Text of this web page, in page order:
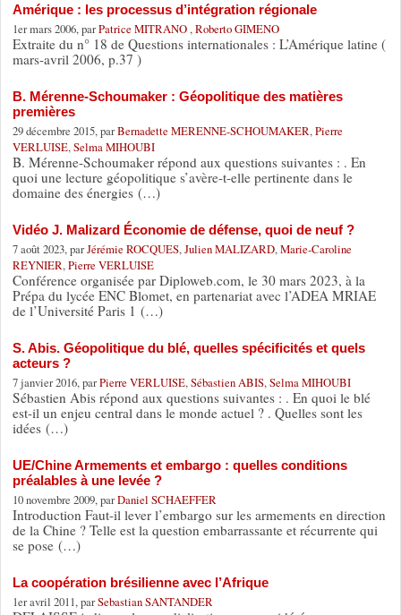
Amérique : les processus d’intégration régionale
1er mars 2006, parPatrice MITRANO , Roberto GIMENO
Extraite du n° 18 de Questions internationales : L’Amérique latine (
mars-avril 2006, p.37 )
B. Mérenne-Schoumaker : Géopolitique des matières
premières
29 décembre 2015, parBernadette MERENNE-SCHOUMAKER, Pierre
VERLUISE, Selma MIHOUBI
B. Mérenne-Schoumaker répond aux questions suivantes : . En
quoi une lecture géopolitique s’avère-t-elle pertinente dans le
domaine des énergies (…)
Vidéo J. Malizard Économie de défense, quoi de neuf ?
7 août 2023, parJérémie ROCQUES, Julien MALIZARD, Marie-Caroline
REYNIER, Pierre VERLUISE
Conférence organisée par Diploweb.com, le 30 mars 2023, à la
Prépa du lycée ENC Blomet, en partenariat avec l’ADEA MRIAE
de l’Université Paris 1 (…)
S. Abis. Géopolitique du blé, quelles spécificités et quels
acteurs ?
7 janvier 2016, parPierre VERLUISE, Sébastien ABIS, Selma MIHOUBI
Sébastien Abis répond aux questions suivantes : . En quoi le blé
est-il un enjeu central dans le monde actuel ? . Quelles sont les
idées (…)
UE/Chine Armements et embargo : quelles conditions
préalables à une levée ?
10 novembre 2009, parDaniel SCHAEFFER
Introduction Faut-il lever l’embargo sur les armements en direction
de la Chine ? Telle est la question embarrassante et récurrente qui
se pose (…)
La coopération brésilienne avec l’Afrique
1er avril 2011, parSebastian SANTANDER